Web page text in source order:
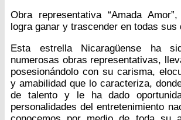
Obra representativa “Amada
logra ganar y trascender en todas sus
Esta estrella Nicaragüense ha
numerosas obras representativas,
posesionándolo con su carisma,
y amabilidad que lo caracteriza,
de talento y le ha dado
personalidades del entretenimiento